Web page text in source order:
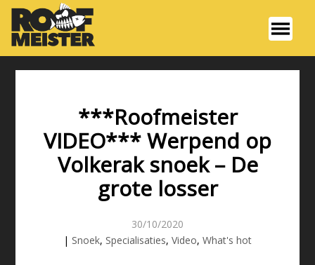
***Roofmeister
VIDEO*** Werpend op
Volkerak snoek – De
grote losser
30/10/2020
| Snoek, Specialisaties, Video, What's hot